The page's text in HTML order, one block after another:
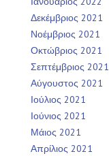
Δεκέμβριος 2021
Νοέμβριος 2021
Οκτώβριος 2021
Σεπτέμβριος 2021
Αύγουστος 2021
Ιούλιος 2021
Ιούνιος 2021
Μάιος 2021
Απρίλιος 2021